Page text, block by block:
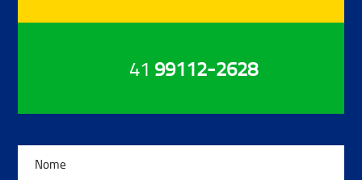
41 99112-2628